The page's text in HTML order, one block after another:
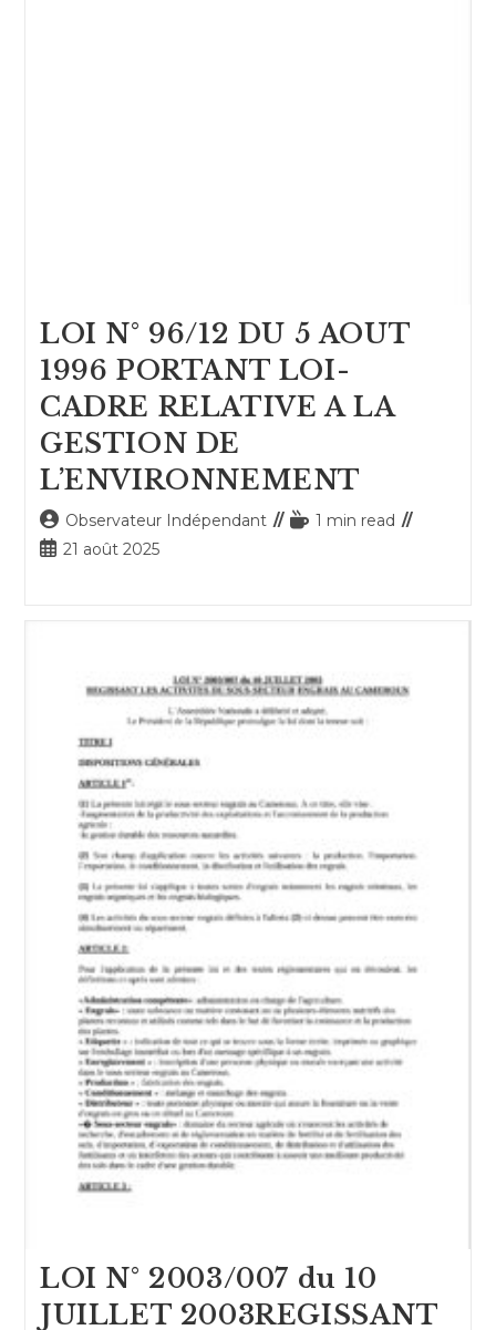
LOI N° 96/12 DU 5 AOUT
1996 PORTANT LOI-
CADRE RELATIVE A LA
GESTION DE
L’ENVIRONNEMENT
Auteur/autrice
de
Observateur Indépendant
Temps1 min read
Publication
21 août 2025
LOI N° 2003/007 du 10
JUILLET 2003REGISSANT